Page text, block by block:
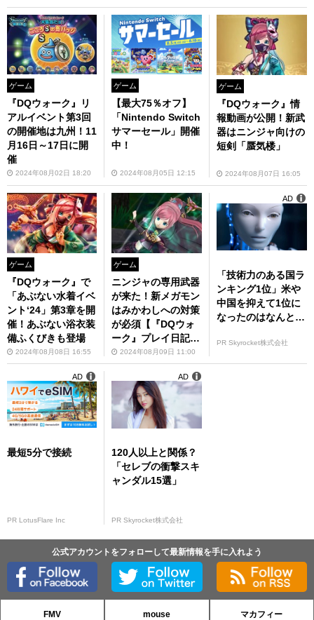
3】
ゲーム
『DQウォーク』リ
アルイベント第3回
の開催地は九州！11
月16日～17日に開
催
2024年08月02日 18:20
ゲーム
【最大75％オフ】
「Nintendo Switch
サマーセール」開催
中！
2024年08月05日 12:15
ゲーム
『DQウォーク』情
報動画が公開！新武
器はニンジャ向けの
短剣「蜃気楼」
2024年08月07日 16:05
ゲーム
『DQウォーク』で
「あぶない水着イベ
ント‘24」第3章を開
催！あぶない浴衣装
備ふくびきも登場
2024年08月08日 16:55
ゲーム
ニンジャの専用武器
が来た！新メガモン
はみかわしへの対策
が必須【『DQウォ
ーク』プレイ日記#1
05】
2024年08月09日 11:00
「技術力のある国ラ
ンキング1位」米や
中国を抑えて1位に
なったのはなんと…
PR Skyrocket株式会社
AD
最短5分で接続
PR LotusFlare Inc
AD
120人以上と関係？
「セレブの衝撃スキ
ャンダル15選」
PR Skyrocket株式会社
AD
公式アカウントをフォローして最新情報を手に入れよう
FMV mouse マカフィー